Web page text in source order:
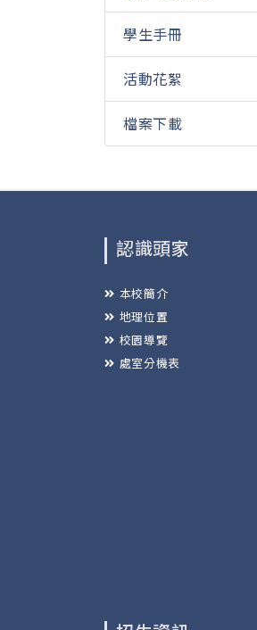
學生手冊
活動花絮
檔案下載
認識頭家
本校簡介
地理位置
校園導覽
處室分機表